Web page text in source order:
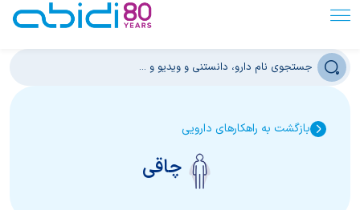
بازگشت به راهکارهای دارویی
چاقی